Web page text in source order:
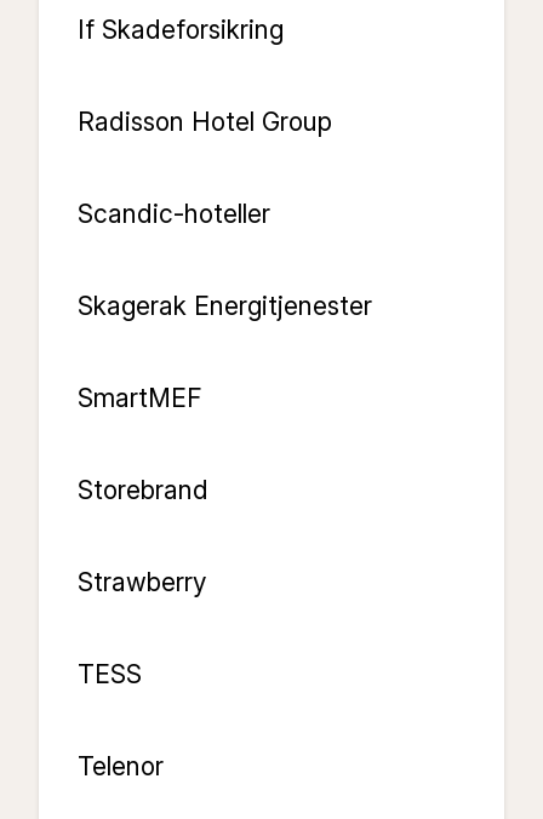
If Skadeforsikring
Radisson Hotel Group
Scandic-hoteller
Skagerak Energitjenester
SmartMEF
Storebrand
Strawberry
TESS
Telenor